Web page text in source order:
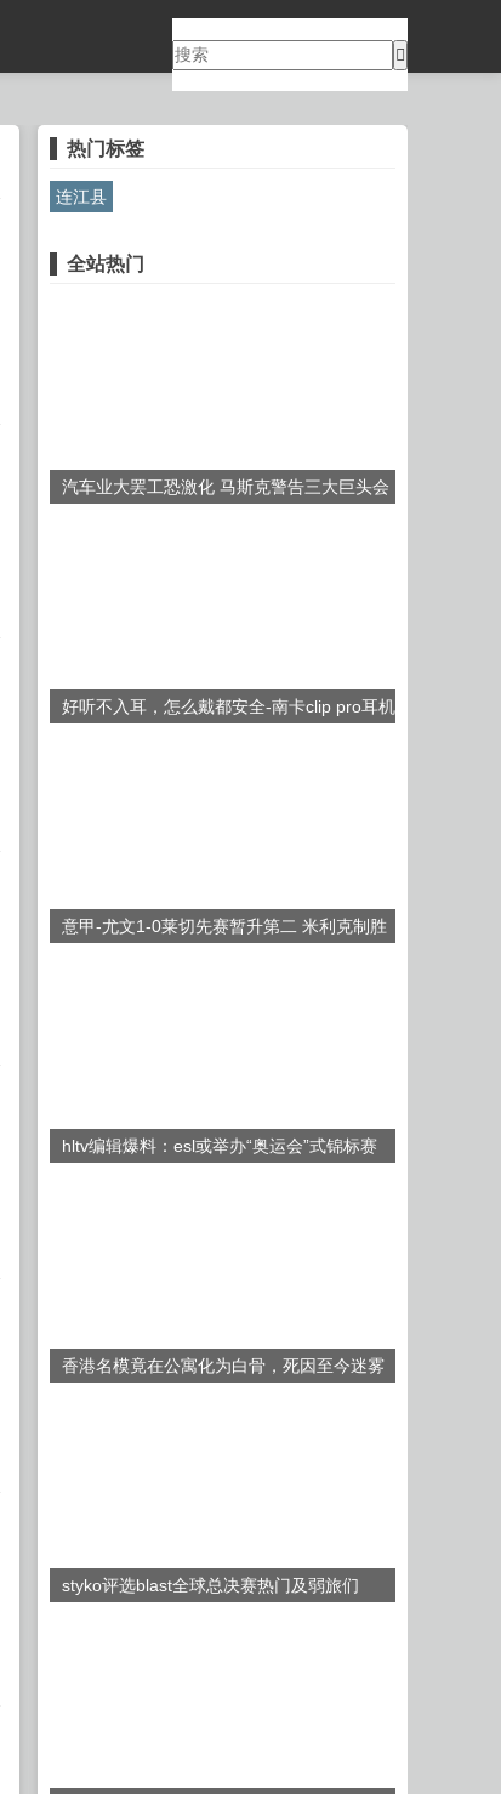
热门标签
连江县
全站热门
汽车业大罢工恐激化 马斯克警告三大巨头会
好听不入耳，怎么戴都安全-南卡clip pro耳机
意甲-尤文1-0莱切先赛暂升第二 米利克制胜
hltv编辑爆料：esl或举办“奥运会”式锦标赛
香港名模竟在公寓化为白骨，死因至今迷雾
styko评选blast全球总决赛热门及弱旅们